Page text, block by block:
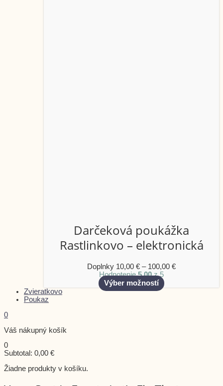
Darčeková poukážka
Rastlinkovo – elektronická
Doplnky 10,00 € – 100,00 €
Hodnotenie5.00z 5
Výber možností
Zvieratkovo
Poukaz
0
Váš nákupný košík
0
Subtotal: 0,00 €
Žiadne produkty v košíku.